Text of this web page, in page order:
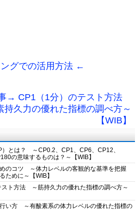
グでの活用方法 ←
→ CP1（1分）のテスト方法
持久力の優れた指標の調べ方～
【WIB】
）とは？ ～CP0.2、CP1、CP6、CP12、
の意味するものは？～【WIB】
のコツ ～体力レベルの客観的な基準を把握
ために～【WIB】
ト方法 ～筋持久力の優れた指標の調べ方～
い方 ～有酸素系の体力レベルの優れた指標の